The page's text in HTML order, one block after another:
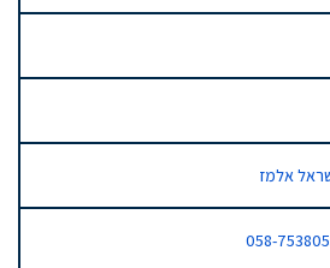
אלמז
058-